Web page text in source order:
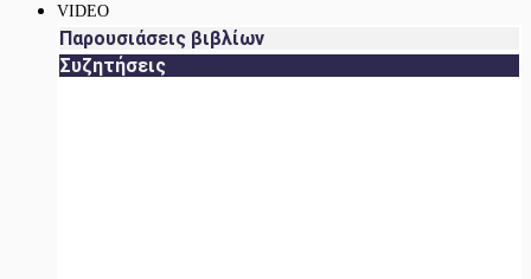
VIDEO
Παρουσιάσεις βιβλίων
Συζητήσεις